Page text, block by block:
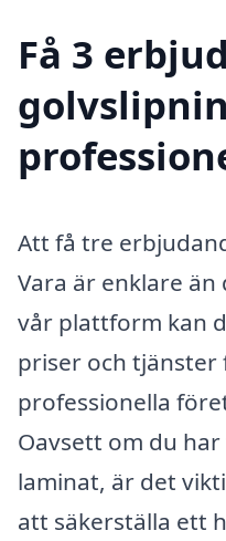
Få 3
Att få tre
Vara är enklare än
vår plattform kan
priser och tjänster
professionella
Oavsett om du
laminat, är det
att säkerställa ett